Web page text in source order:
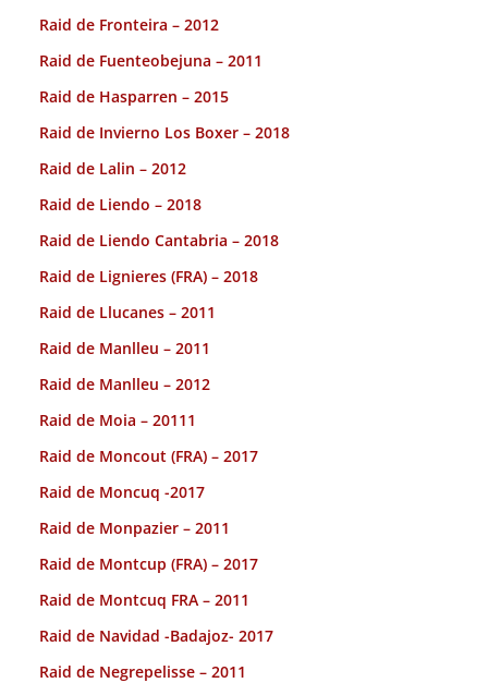
Raid de Fronteira – 2012
Raid de Fuenteobejuna – 2011
Raid de Hasparren – 2015
Raid de Invierno Los Boxer – 2018
Raid de Lalin – 2012
Raid de Liendo – 2018
Raid de Liendo Cantabria – 2018
Raid de Lignieres (FRA) – 2018
Raid de Llucanes – 2011
Raid de Manlleu – 2011
Raid de Manlleu – 2012
Raid de Moia – 20111
Raid de Moncout (FRA) – 2017
Raid de Moncuq -2017
Raid de Monpazier – 2011
Raid de Montcup (FRA) – 2017
Raid de Montcuq FRA – 2011
Raid de Navidad -Badajoz- 2017
Raid de Negrepelisse – 2011